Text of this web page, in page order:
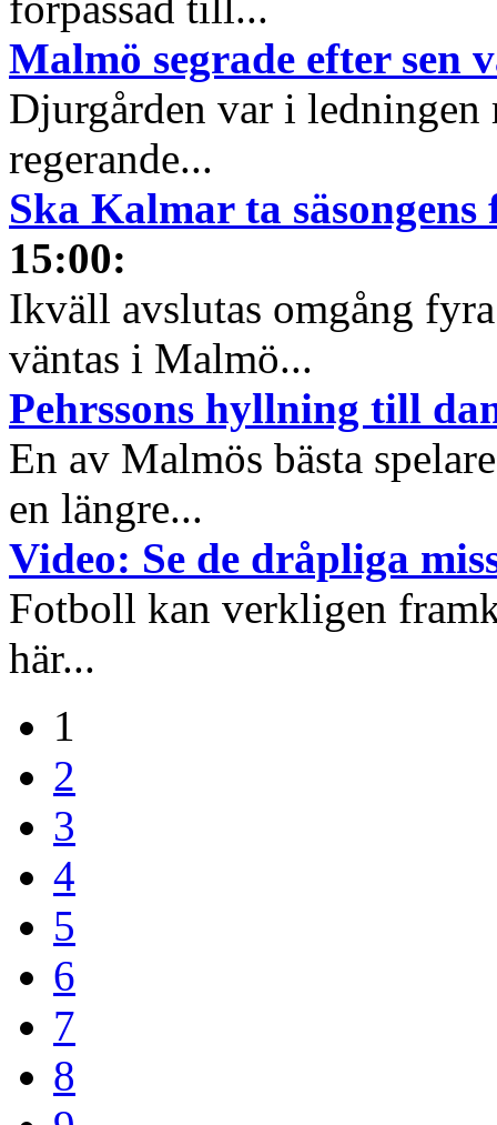
Malmö segrade efter sen
Djurgården var i ledningen
regerande...
Ska Kalmar ta säsongens
15:00:
Ikväll avslutas omgång
väntas i Malmö...
Pehrssons hyllning till
En av Malmös bästa
en längre...
Video: Se de dråpliga
Fotboll kan verkligen
här...
1
2
3
4
5
6
7
8